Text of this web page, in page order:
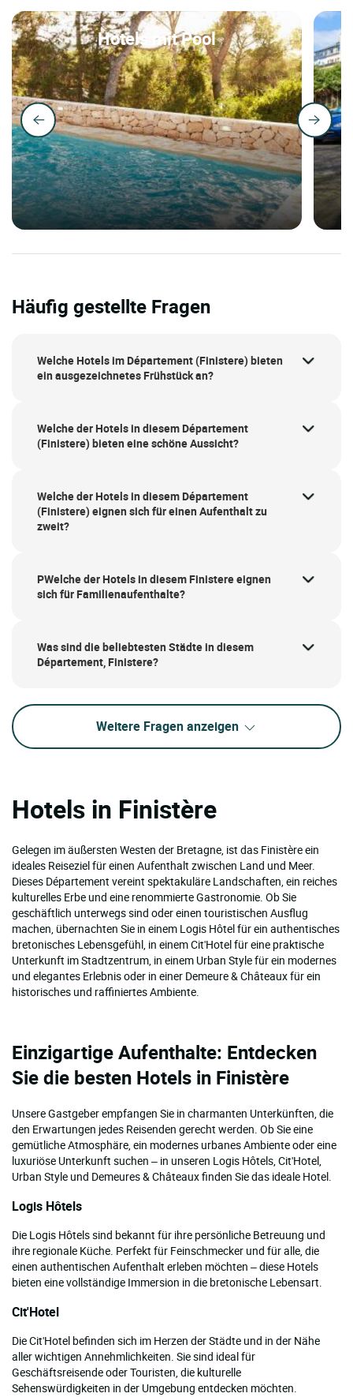
Hotels mit Pool
Häufig gestellte Fragen
Welche Hotels im Département (Finistere) bieten
ein ausgezeichnetes Frühstück an?
Welche der Hotels in diesem Département
(Finistere) bieten eine schöne Aussicht?
Welche der Hotels in diesem Département
(Finistere) eignen sich für einen Aufenthalt zu
zweit?
PWelche der Hotels in diesem Finistere eignen
sich für Familienaufenthalte?
Was sind die beliebtesten Städte in diesem
Département, Finistere?
Weitere Fragen anzeigen
Hotels in Finistère
Gelegen im äußersten Westen der Bretagne, ist das Finistère ein
ideales Reiseziel für einen Aufenthalt zwischen Land und Meer.
Dieses Département vereint spektakuläre Landschaften, ein reiches
kulturelles Erbe und eine renommierte Gastronomie. Ob Sie
geschäftlich unterwegs sind oder einen touristischen Ausflug
machen, übernachten Sie in einem Logis Hôtel für ein authentisches
bretonisches Lebensgefühl, in einem Cit'Hotel für eine praktische
Unterkunft im Stadtzentrum, in einem Urban Style für ein modernes
und elegantes Erlebnis oder in einer Demeure & Châteaux für ein
historisches und raffiniertes Ambiente.
Einzigartige Aufenthalte: Entdecken
Sie die besten Hotels in Finistère
Unsere Gastgeber empfangen Sie in charmanten Unterkünften, die
den Erwartungen jedes Reisenden gerecht werden. Ob Sie eine
gemütliche Atmosphäre, ein modernes urbanes Ambiente oder eine
luxuriöse Unterkunft suchen – in unseren Logis Hôtels, Cit'Hotel,
Urban Style und Demeures & Châteaux finden Sie das ideale Hotel.
Logis Hôtels
Die Logis Hôtels sind bekannt für ihre persönliche Betreuung und
ihre regionale Küche. Perfekt für Feinschmecker und für alle, die
einen authentischen Aufenthalt erleben möchten – diese Hotels
bieten eine vollständige Immersion in die bretonische Lebensart.
Cit'Hotel
Die Cit'Hotel befinden sich im Herzen der Städte und in der Nähe
aller wichtigen Annehmlichkeiten. Sie sind ideal für
Geschäftsreisende oder Touristen, die kulturelle
Sehenswürdigkeiten in der Umgebung entdecken möchten.